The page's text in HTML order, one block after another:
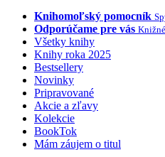
Knihomoľský pomocník
Odporúčame pre vás
Všetky knihy
Knihy roka 2025
Bestsellery
Novinky
Pripravované
Akcie a zľavy
Kolekcie
BookTok
Mám záujem o titul